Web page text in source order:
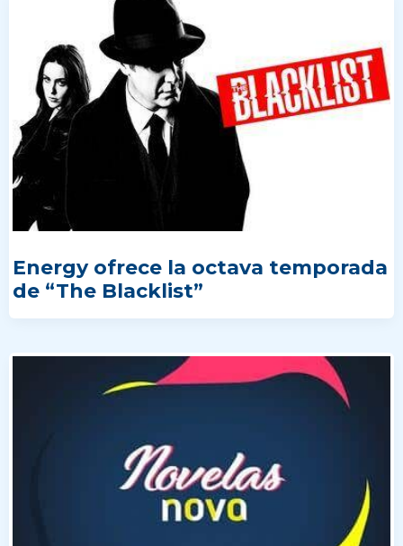
Energy ofrece la octava temporada
de “The Blacklist”